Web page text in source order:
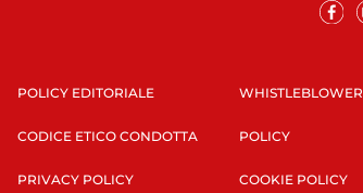
POLICY EDITORIALE
CODICE ETICO CONDOTTA
PRIVACY POLICY
WHISTLEBLOWER
POLICY
COOKIE POLICY